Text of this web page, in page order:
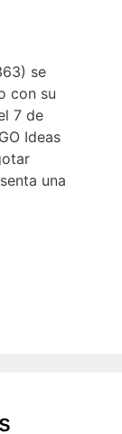
se
con su
7 de
Ideas
una